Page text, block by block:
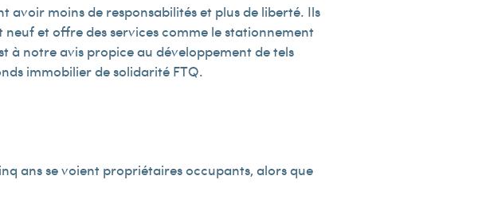
avoir moins de responsabilités et plus de liberté. Ils
et offre des services comme le stationnement
à notre avis propice au développement de tels
immobilier de solidarité FTQ.
ans se voient propriétaires occupants, alors que